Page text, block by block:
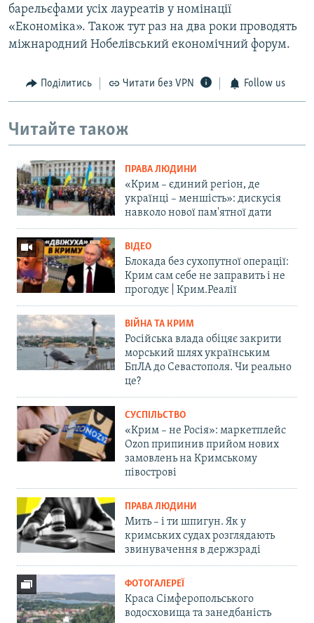
барельєфами усіх лауреатів у номінації
«Економіка». Також тут раз на два роки проводять
міжнародний Нобелівський економічний форум.
Поділитись Читати без VPN Follow us
Читайте також
ПРАВА ЛЮДИНИ
«Крим – єдиний регіон, де
українці – меншість»: дискусія
навколо нової пам'ятної дати
ВІДЕО
Блокада без сухопутної операції:
Крим сам себе не заправить і не
прогодує | Крим.Реалії
ВІЙНА ТА КРИМ
Російська влада обіцяє закрити
морський шлях українським
БпЛА до Севастополя. Чи реально
це?
СУСПІЛЬСТВО
«Крим – не Росія»: маркетплейс
Ozon припинив прийом нових
замовлень на Кримському
півострові
ПРАВА ЛЮДИНИ
Мить – і ти шпигун. Як у
кримських судах розглядають
звинувачення в держзраді
ФОТОГАЛЕРЕЇ
Краса Сімферопольського
водосховища та занедбаність